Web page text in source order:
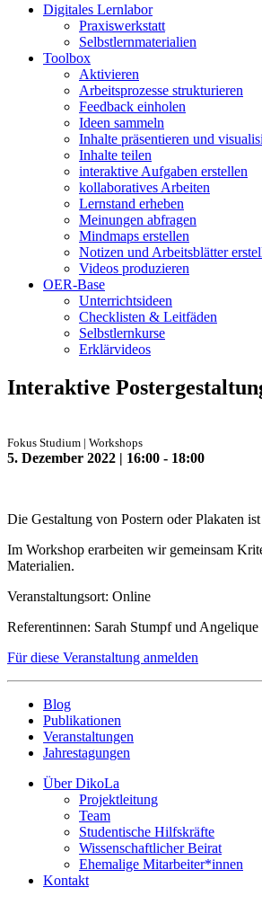
Digitales Lernlabor
Praxiswerkstatt
Selbstlernmaterialien
Toolbox
Aktivieren
Arbeitsprozesse strukturieren
Feedback einholen
Ideen sammeln
Inhalte präsentieren und
Inhalte teilen
interaktive Aufgaben erstellen
kollaboratives Arbeiten
Lernstand erheben
Meinungen abfragen
Mindmaps erstellen
Notizen und Arbeitsblätter
Videos produzieren
OER-Base
Unterrichtsideen
Checklisten & Leitfäden
Selbstlernkurse
Erklärvideos
Interaktive
Fokus Studium | Workshops
5. Dezember 2022 | 16:00 - 18:00
Die Gestaltung von Postern oder Plakaten
Im Workshop erarbeiten wir gemeinsam
Materialien.
Veranstaltungsort: Online
Referentinnen: Sarah Stumpf und Angelique
Für diese Veranstaltung anmelden
Blog
Publikationen
Veranstaltungen
Jahrestagungen
Über DikoLa
Projektleitung
Team
Studentische Hilfskräfte
Wissenschaftlicher Beirat
Ehemalige Mitarbeiter*innen
Kontakt